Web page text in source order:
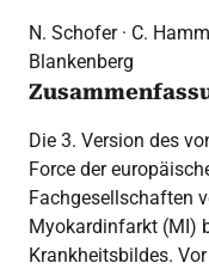
N. Schofer · C.
Blankenberg
Die 3. Version des
Force der
Fachgesellschaften
Myokardinfarkt (MI)
Krankheitsbildes.